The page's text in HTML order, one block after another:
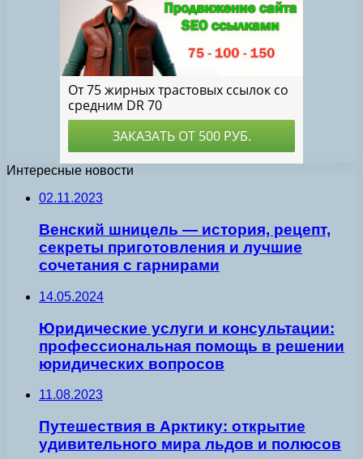
Интересные новости
02.11.2023
Венский шницель — история, рецепт,
секреты приготовления и лучшие
сочетания с гарнирами
14.05.2024
Юридические услуги и консультации:
профессиональная помощь в решении
юридических вопросов
11.08.2023
Путешествия в Арктику: открытие
удивительного мира льдов и полюсов